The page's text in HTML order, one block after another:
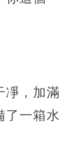
凈，加滿
了一箱水